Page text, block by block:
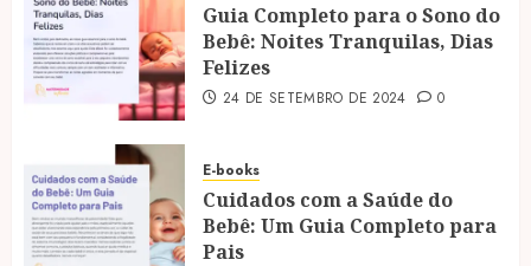
Guia Completo para o Sono do
Bebê: Noites Tranquilas, Dias
Felizes
24 DE SETEMBRO DE 2024 0
E-books
Cuidados com a Saúde do
Bebê: Um Guia Completo para
Pais